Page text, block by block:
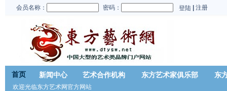
会员名称： 密码： 登陆| 注册
首页 新闻中心 艺术合作机构 东方艺术家俱乐部 东
欢迎光临东方艺术网官方网站